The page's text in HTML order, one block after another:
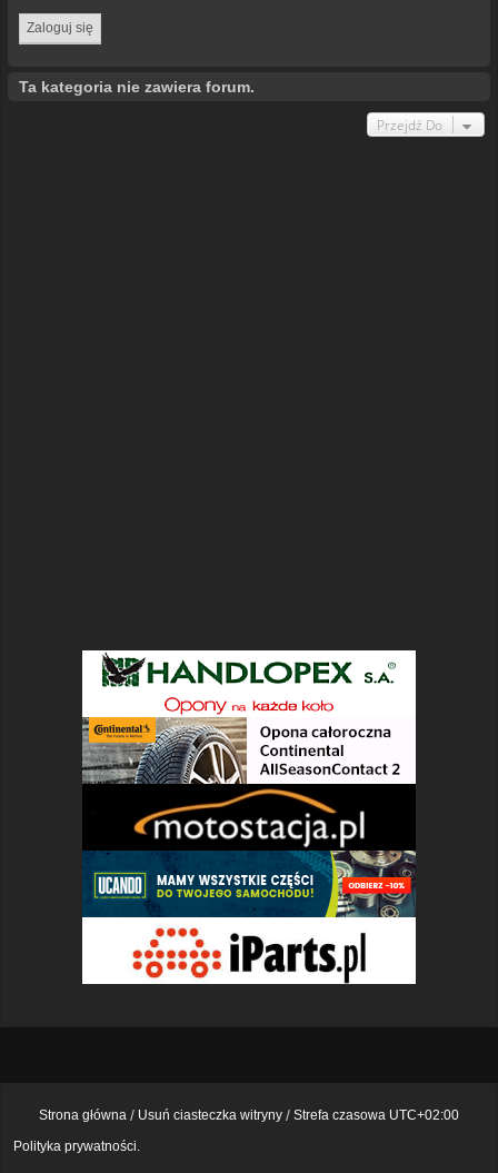
Ta kategoria nie zawiera forum.
Przejdź Do
Strona główna Usuń ciasteczka witryny Strefa czasowa UTC+02:00
Polityka prywatności.